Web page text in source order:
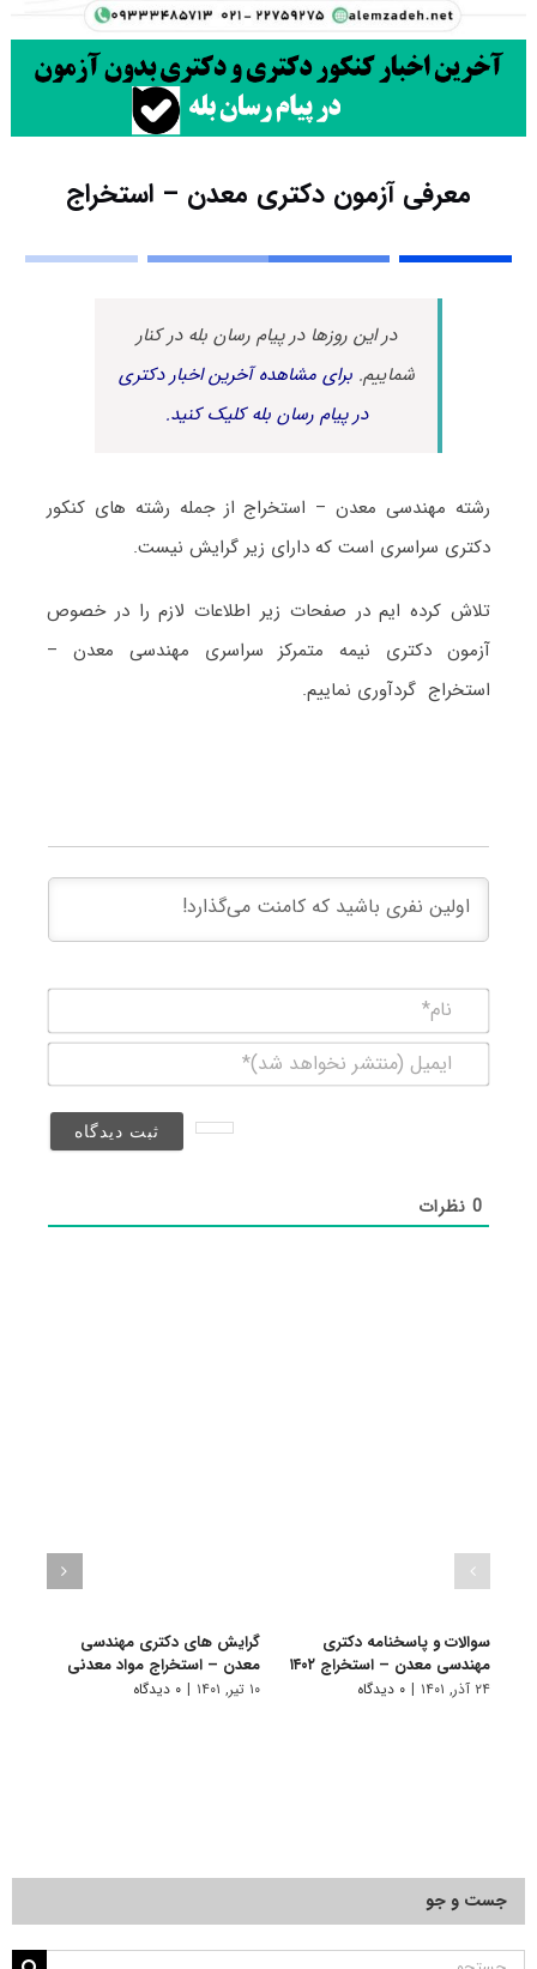
معرفی آزمون دکتری معدن – استخراج
در این روزها در پیام رسان بله در کنار
شماییم.برای مشاهده آخرین اخبار دکتری
در پیام رسان بله کلیک کنید.
رشته مهندسی معدن – استخراج از جمله رشته های کنکور
دکتری سراسری است که دارای زیر گرایش نیست.
تلاش کرده ایم در صفحات زیر اطلاعات لازم را در خصوص
آزمون دکتری نیمه متمرکز سراسری مهندسی معدن –
استخراج گردآوری نماییم.
(منتشر
0نظرات
سوالات و پاسخنامه دکتری
مهندسی معدن – استخراج ۱۴۰۲
۲۴ آذر, ۱۴۰۱ | ۰ دیدگاه
گرایش های دکتری ﻣﻬﻨﺪسی
ﻣﻌﺪن – اﺳﺘﺨﺮاج مواد معدنی
۱۰ تیر, ۱۴۰۱ | ۰ دیدگاه
جست و جو